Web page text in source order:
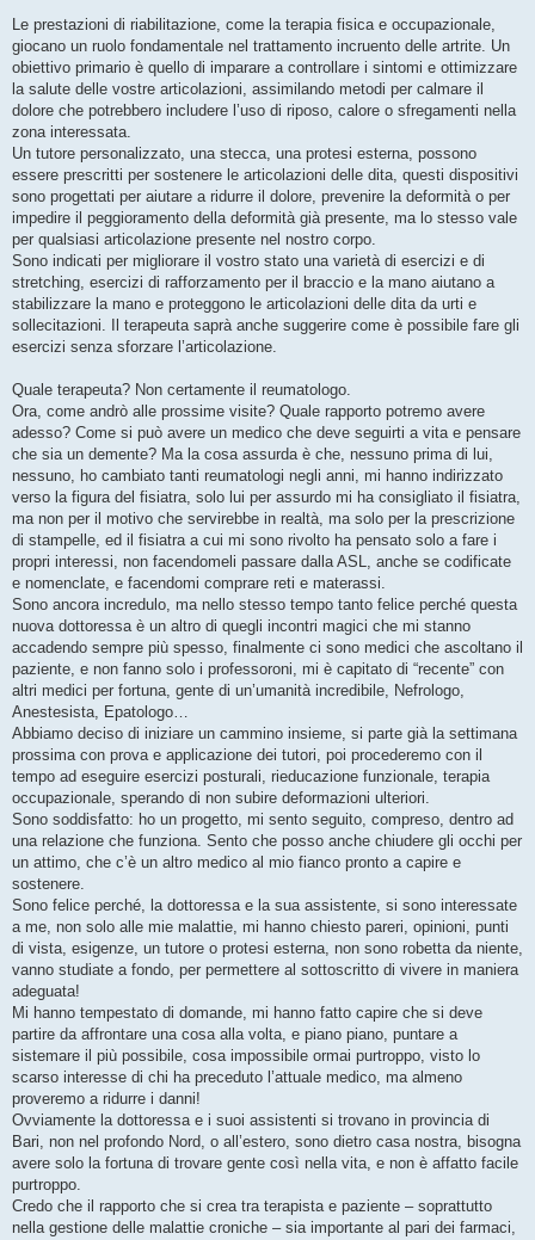
Le prestazioni di riabilitazione, come la terapia fisica e occupazionale,
giocano un ruolo fondamentale nel trattamento incruento delle artrite. Un
obiettivo primario è quello di imparare a controllare i sintomi e ottimizzare
la salute delle vostre articolazioni, assimilando metodi per calmare il
dolore che potrebbero includere l’uso di riposo, calore o sfregamenti nella
zona interessata.
Un tutore personalizzato, una stecca, una protesi esterna, possono
essere prescritti per sostenere le articolazioni delle dita, questi dispositivi
sono progettati per aiutare a ridurre il dolore, prevenire la deformità o per
impedire il peggioramento della deformità già presente, ma lo stesso vale
per qualsiasi articolazione presente nel nostro corpo.
Sono indicati per migliorare il vostro stato una varietà di esercizi e di
stretching, esercizi di rafforzamento per il braccio e la mano aiutano a
stabilizzare la mano e proteggono le articolazioni delle dita da urti e
sollecitazioni. Il terapeuta saprà anche suggerire come è possibile fare gli
esercizi senza sforzare l’articolazione.
Quale terapeuta? Non certamente il reumatologo.
Ora, come andrò alle prossime visite? Quale rapporto potremo avere
adesso? Come si può avere un medico che deve seguirti a vita e pensare
che sia un demente? Ma la cosa assurda è che, nessuno prima di lui,
nessuno, ho cambiato tanti reumatologi negli anni, mi hanno indirizzato
verso la figura del fisiatra, solo lui per assurdo mi ha consigliato il fisiatra,
ma non per il motivo che servirebbe in realtà, ma solo per la prescrizione
di stampelle, ed il fisiatra a cui mi sono rivolto ha pensato solo a fare i
propri interessi, non facendomeli passare dalla ASL, anche se codificate
e nomenclate, e facendomi comprare reti e materassi.
Sono ancora incredulo, ma nello stesso tempo tanto felice perché questa
nuova dottoressa è un altro di quegli incontri magici che mi stanno
accadendo sempre più spesso, finalmente ci sono medici che ascoltano il
paziente, e non fanno solo i professoroni, mi è capitato di “recente” con
altri medici per fortuna, gente di un’umanità incredibile, Nefrologo,
Anestesista, Epatologo…
Abbiamo deciso di iniziare un cammino insieme, si parte già la settimana
prossima con prova e applicazione dei tutori, poi procederemo con il
tempo ad eseguire esercizi posturali, rieducazione funzionale, terapia
occupazionale, sperando di non subire deformazioni ulteriori.
Sono soddisfatto: ho un progetto, mi sento seguito, compreso, dentro ad
una relazione che funziona. Sento che posso anche chiudere gli occhi per
un attimo, che c’è un altro medico al mio fianco pronto a capire e
sostenere.
Sono felice perché, la dottoressa e la sua assistente, si sono interessate
a me, non solo alle mie malattie, mi hanno chiesto pareri, opinioni, punti
di vista, esigenze, un tutore o protesi esterna, non sono robetta da niente,
vanno studiate a fondo, per permettere al sottoscritto di vivere in maniera
adeguata!
Mi hanno tempestato di domande, mi hanno fatto capire che si deve
partire da affrontare una cosa alla volta, e piano piano, puntare a
sistemare il più possibile, cosa impossibile ormai purtroppo, visto lo
scarso interesse di chi ha preceduto l’attuale medico, ma almeno
proveremo a ridurre i danni!
Ovviamente la dottoressa e i suoi assistenti si trovano in provincia di
Bari, non nel profondo Nord, o all’estero, sono dietro casa nostra, bisogna
avere solo la fortuna di trovare gente così nella vita, e non è affatto facile
purtroppo.
Credo che il rapporto che si crea tra terapista e paziente – soprattutto
nella gestione delle malattie croniche – sia importante al pari dei farmaci,